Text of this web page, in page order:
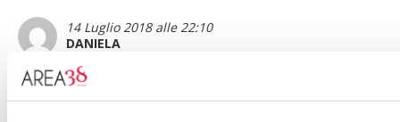
14 Luglio 2018 alle 22:10
DANIELA
E QUANDO HOTEL TI FA CASINO come è successo a
…..me…..che si fa…HO effettuato una prenotazione 4 mesi